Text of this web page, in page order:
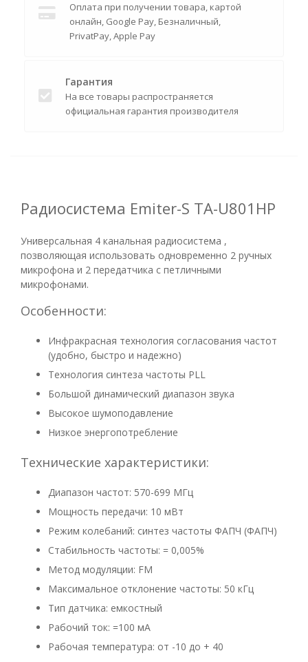
Оплата при получении товара, картой
онлайн, Google Pay, Безналичный,
PrivatPay, Apple Pay
Гарантия
На все товары распространяется
официальная гарантия производителя
Радиосистема Emiter-S TA-U801HP
Универсальная 4 канальная радиосистема ,
позволяющая использовать одновременно 2 ручных
микрофона и 2 передатчика с петличными
микрофонами.
Особенности:
Инфракрасная технология согласования частот
(удобно, быстро и надежно)
Технология синтеза частоты PLL
Большой динамический диапазон звука
Высокое шумоподавление
Низкое энергопотребление
Технические характеристики:
Диапазон частот: 570-699 МГц
Мощность передачи: 10 мВт
Режим колебаний: синтез частоты ФАПЧ (ФАПЧ)
Стабильность частоты: = 0,005%
Метод модуляции: FM
Максимальное отклонение частоты: 50 кГц
Тип датчика: емкостный
Рабочий ток: =100 мА
Рабочая температура: от -10 до + 40